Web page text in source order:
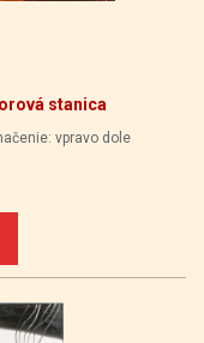
stanica
vpravo dole